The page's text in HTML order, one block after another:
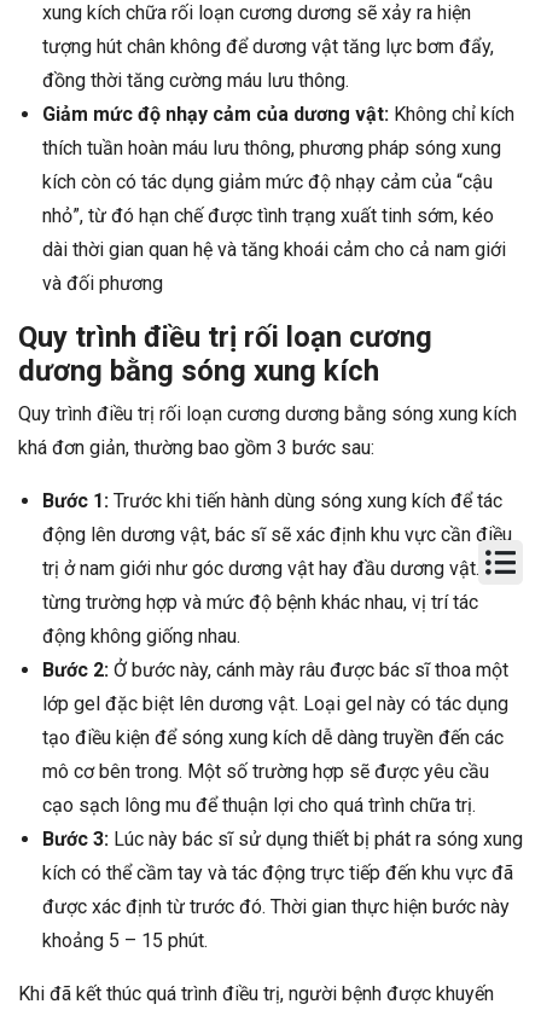
xung kích chữa rối loạn cương dương sẽ xảy ra hiện
tượng hút chân không để dương vật tăng lực bơm đẩy,
đồng thời tăng cường máu lưu thông.
Giảm mức độ nhạy cảm của dương vật: Không chỉ kích
thích tuần hoàn máu lưu thông, phương pháp sóng xung
kích còn có tác dụng giảm mức độ nhạy cảm của “cậu
nhỏ”, từ đó hạn chế được tình trạng xuất tinh sớm, kéo
dài thời gian quan hệ và tăng khoái cảm cho cả nam giới
và đối phương
Quy trình điều trị rối loạn cương
dương bằng sóng xung kích
Quy trình điều trị rối loạn cương dương bằng sóng xung kích
khá đơn giản, thường bao gồm 3 bước sau:
Bước 1: Trước khi tiến hành dùng sóng xung kích để tác
động lên dương vật, bác sĩ sẽ xác định khu vực cần điều
trị ở nam giới như góc dương vật hay đầu dương vật. Tùy
từng trường hợp và mức độ bệnh khác nhau, vị trí tác
động không giống nhau.
Bước 2: Ở bước này, cánh mày râu được bác sĩ thoa một
lớp gel đặc biệt lên dương vật. Loại gel này có tác dụng
tạo điều kiện để sóng xung kích dễ dàng truyền đến các
mô cơ bên trong. Một số trường hợp sẽ được yêu cầu
cạo sạch lông mu để thuận lợi cho quá trình chữa trị.
Bước 3: Lúc này bác sĩ sử dụng thiết bị phát ra sóng xung
kích có thể cầm tay và tác động trực tiếp đến khu vực đã
được xác định từ trước đó. Thời gian thực hiện bước này
khoảng 5 – 15 phút.
Khi đã kết thúc quá trình điều trị, người bệnh được khuyến